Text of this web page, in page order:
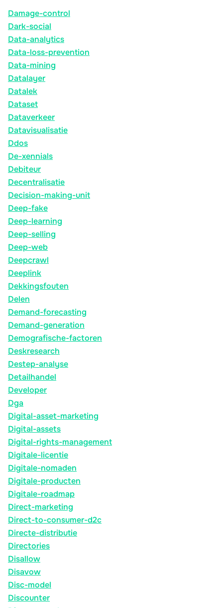
Damage-control
Dark-social
Data-analytics
Data-loss-prevention
Data-mining
Datalayer
Datalek
Dataset
Dataverkeer
Datavisualisatie
Ddos
De-xennials
Debiteur
Decentralisatie
Decision-making-unit
Deep-fake
Deep-learning
Deep-selling
Deep-web
Deepcrawl
Deeplink
Dekkingsfouten
Delen
Demand-forecasting
Demand-generation
Demografische-factoren
Deskresearch
Destep-analyse
Detailhandel
Developer
Dga
Digital-asset-marketing
Digital-assets
Digital-rights-management
Digitale-licentie
Digitale-nomaden
Digitale-producten
Digitale-roadmap
Direct-marketing
Direct-to-consumer-d2c
Directe-distributie
Directories
Disallow
Disavow
Disc-model
Discounter